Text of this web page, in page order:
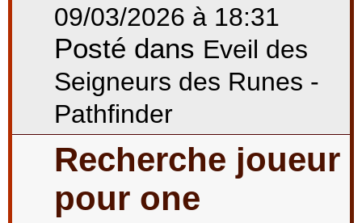
09/03/2026 à 18:31
Posté dans Eveil des
Seigneurs des Runes -
Pathfinder
Recherche joueur
pour one